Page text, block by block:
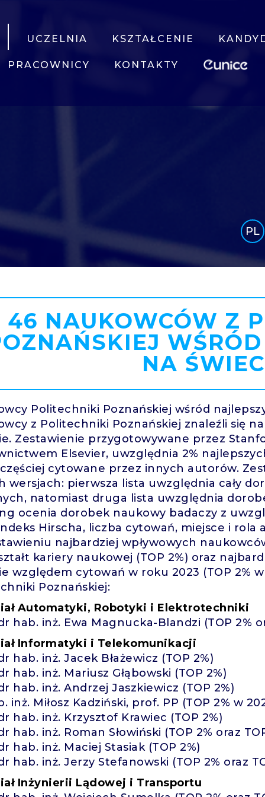
UCZELNIA KSZTAŁCENIE
PRACOWNICY KONTAKTY
PL
46 NAUKOWCÓW Z
NA
Politechniki Poznańskiej wśród
z Politechniki Poznańskiej znaleźli się
Zestawienie przygotowywane przez
Elsevier, uwzględnia 2%
cytowane przez innych autorów.
wersjach: pierwsza lista uwzględnia cały
natomiast druga lista uwzględnia
ocenia dorobek naukowy badaczy z
Hirscha, liczba cytowań, miejsce i
najbardziej wpływowych
kariery naukowej (TOP 2%) oraz
względem cytowań w roku 2023 (TOP 2%
Poznańskiej:
Automatyki, Robotyki i Elektrotechniki
hab. inż. Ewa Magnucka-Blandzi (TOP 2%
Informatyki i Telekomunikacji
hab. inż. Jacek Błażewicz (TOP 2%)
hab. inż. Mariusz Głąbowski (TOP 2%)
hab. inż. Andrzej Jaszkiewicz (TOP 2%)
inż. Miłosz Kadziński, prof. PP (TOP 2% w
hab. inż. Krzysztof Krawiec (TOP 2%)
hab. inż. Roman Słowiński (TOP 2% oraz
hab. inż. Maciej Stasiak (TOP 2%)
hab. inż. Jerzy Stefanowski (TOP 2% oraz
Inżynierii Lądowej i Transportu